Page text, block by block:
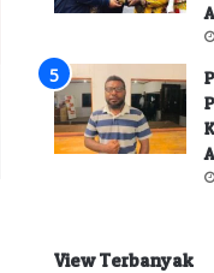
View Terbanyak